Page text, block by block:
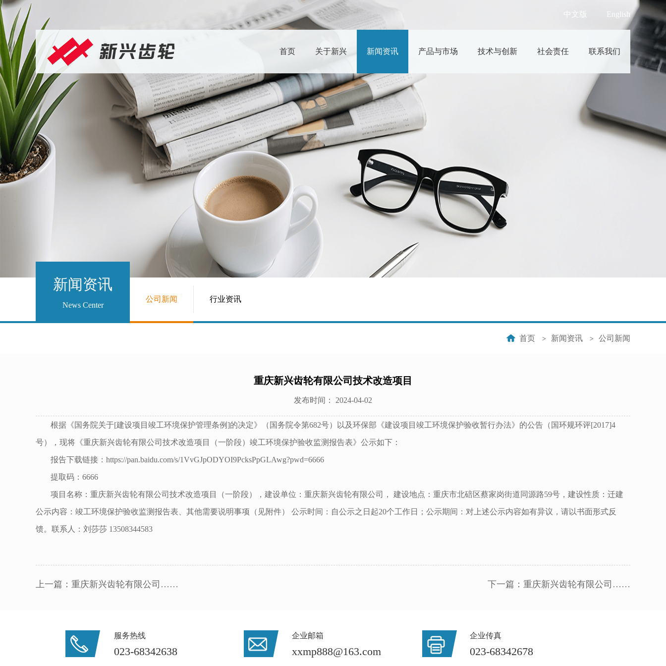
English
中文版
首页 关于新兴 新闻资讯 产品与市场 技术与创新 社会责任 联系我们
新闻资讯
News Center
公司新闻 行业资讯
首页 > 新闻资讯 > 公司新闻
重庆新兴齿轮有限公司技术改造项目
发布时间： 2024-04-02
根据《国务院关于[建设项目竣工环境保护管理条例]的决定》（国务院令第682号）以及环保部《建设项目竣工环境保护验收暂行办法》的公告（国环规环评[2017]4
号），现将《重庆新兴齿轮有限公司技术改造项目（一阶段）竣工环境保护验收监测报告表》公示如下：
报告下载链接：https://pan.baidu.com/s/1VvGJpODYOI9PcksPpGLAwg?pwd=6666
提取码：6666
项目名称：重庆新兴齿轮有限公司技术改造项目（一阶段），建设单位：重庆新兴齿轮有限公司， 建设地点：重庆市北碚区蔡家岗街道同源路59号，建设性质：迁建
公示内容：竣工环境保护验收监测报告表、其他需要说明事项（见附件） 公示时间：自公示之日起20个工作日；公示期间：对上述公示内容如有异议，请以书面形式反
馈。联系人：刘莎莎 13508344583
上一篇： 重庆新兴齿轮有限公司…… 下一篇： 重庆新兴齿轮有限公司……
服务热线
023-68342638
企业邮箱
xxmp888@163.com
企业传真
023-68342678